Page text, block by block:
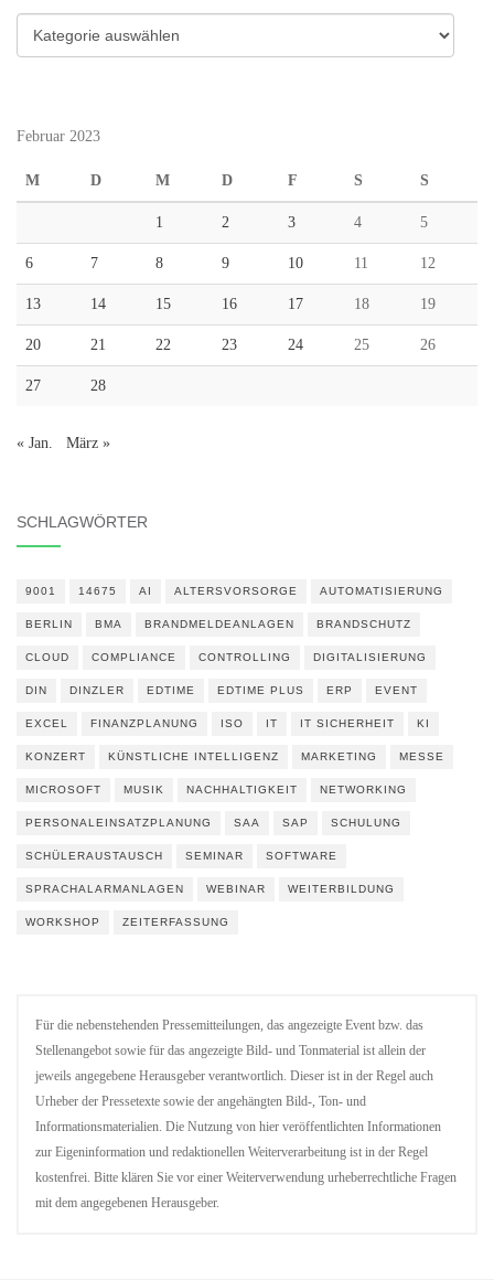
Kategorien
Februar 2023
M D M D F S S
1 2 3 4 5
6 7 8 9 10 11 12
13 14 15 16 17 18 19
20 21 22 23 24 25 26
27 28
« Jan. März »
SCHLAGWÖRTER
9001 14675 AI ALTERSVORSORGE AUTOMATISIERUNG
BERLIN BMA BRANDMELDEANLAGEN BRANDSCHUTZ
CLOUD COMPLIANCE CONTROLLING DIGITALISIERUNG
DIN DINZLER EDTIME EDTIME PLUS ERP EVENT
EXCEL FINANZPLANUNG ISO IT IT SICHERHEIT KI
KONZERT KÜNSTLICHE INTELLIGENZ MARKETING MESSE
MICROSOFT MUSIK NACHHALTIGKEIT NETWORKING
PERSONALEINSATZPLANUNG SAA SAP SCHULUNG
SCHÜLERAUSTAUSCH SEMINAR SOFTWARE
SPRACHALARMANLAGEN WEBINAR WEITERBILDUNG
WORKSHOP ZEITERFASSUNG
Für die nebenstehenden Pressemitteilungen, das angezeigte Event bzw. das
Stellenangebot sowie für das angezeigte Bild- und Tonmaterial ist allein der
jeweils angegebene Herausgeber verantwortlich. Dieser ist in der Regel auch
Urheber der Pressetexte sowie der angehängten Bild-, Ton- und
Informationsmaterialien. Die Nutzung von hier veröffentlichten Informationen
zur Eigeninformation und redaktionellen Weiterverarbeitung ist in der Regel
kostenfrei. Bitte klären Sie vor einer Weiterverwendung urheberrechtliche Fragen
mit dem angegebenen Herausgeber.